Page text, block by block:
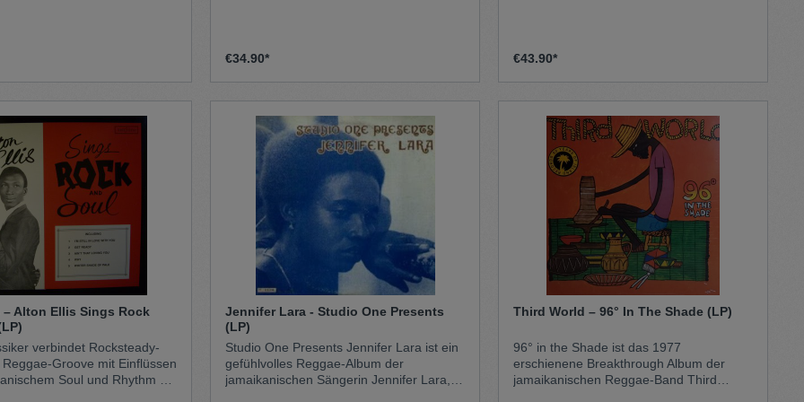
reicht das Spektrum von
Dub-Einflüssen. Woman
vollständige
zwischen Hempress
Paolo Baldini DubFiles – zehn
ihrem gemeinsamen
mit Boom (Wah Da Da
Album präsentiert sich als
Resilienz, spiritueller
musikalischer Erdung. Es
Sativas lyrische
Baldinis tiefen, organischen
€34.90*
Sound, strahlt das Album eine positive
aus. Es gehört zu den späten, aber
eindrucksvollen Veröffentlichungen dieses
legendären Trios.
€43.90*
Alton Ellis Sings Rock
verbindet Rocksteady-
Groove mit Einflüssen
Soul und Rhythm &
Jennifer Lara - Studio One Presents
(LP)
Studio One Presents Jennifer Lara ist ein
gefühlvolles Reggae-Album der
jamaikanischen Sängerin Jennifer Lara,
Third World – 96° In The Shade (LP)
96° in the Shade ist das 1977
erschienene Breakthrough Album der
jamaikanischen Reggae-Band Third